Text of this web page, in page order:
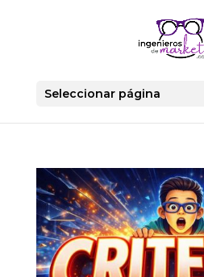
Seleccionar página